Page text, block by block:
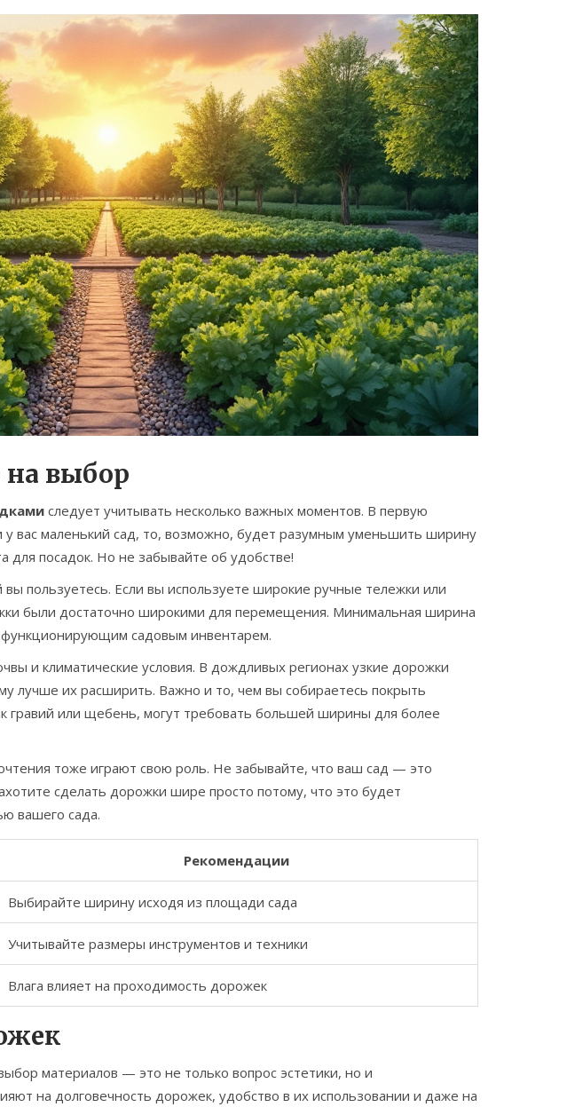
выбор
следует учитывать несколько важных моментов. В первую
у вас маленький сад, то, возможно, будет разумным уменьшить ширину
посадок. Но не забывайте об удобстве!
пользуетесь. Если вы используете широкие ручные тележки или
были достаточно широкими для перемещения. Минимальная ширина
садовым инвентарем.
и климатические условия. В дождливых регионах узкие дорожки
лучше их расширить. Важно и то, чем вы собираетесь покрыть
гравий или щебень, могут требовать большей ширины для более
тоже играют свою роль. Не забывайте, что ваш сад — это
сделать дорожки шире просто потому, что это будет
вашего сада.
Рекомендации
Выбирайте ширину исходя из площади сада
Учитывайте размеры инструментов и техники
Влага влияет на проходимость дорожек
материалов — это не только вопрос эстетики, но и
на долговечность дорожек, удобство в их использовании и даже на